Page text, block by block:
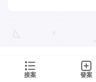
接案 發案